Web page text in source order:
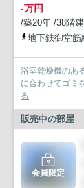
-万円
/築20年 /38階建
地下鉄御堂
浴室乾燥機のあ
に合わせてゴミ
る
販売中の部屋
会員限定